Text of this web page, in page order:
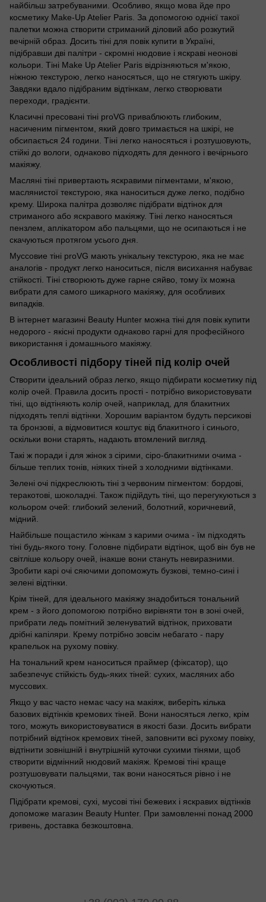
найбільш затребуваними. Особливо, якщо мова йде про
косметику Make-Up Atelier Paris. За допомогою однієї такої
палетки можна створити стриманий діловий або розкутий
вечірній образ. Досить тіні для повік купити в Україні,
підібравши дві палітри - скромні нюдовие і яскраві неонові
кольори. Тіні Make Up Atelier Paris відрізняються м'якою,
ніжною текстурою, легко наносяться, що не стягують шкіру.
Завдяки вдало підібраним відтінкам, легко створювати
переходи, градієнти.
Класичні пресовані тіні proVG приваблюють глибоким,
насиченим пігментом, який довго тримається на шкірі, не
обсипається 24 години. Тіні легко наносяться і розтушовують,
стійкі до вологи, однаково підходять для денного і вечірнього
макіяжу.
Масляні тіні привертають яскравими пігментами, м'якою,
маслянистої текстурою, яка наноситься дуже легко, подібно
крему. Широка палітра дозволяє підібрати відтінок для
стриманого або яскравого макіяжу. Тіні легко наносяться
пензлем, аплікатором або пальцями, що не осипаються і не
скачуються протягом усього дня.
Муссовие тіні proVG мають унікальну текстурою, яка не має
аналогів - продукт легко наноситься, після висихання набуває
стійкості. Тіні створюють дуже гарне сяйво, тому їх можна
вибрати для самого шикарного макіяжу, для особливих
випадків.
В інтернет магазині Beauty Hunter можна тіні для повік купити
недорого - якісні продукти однаково гарні для професійного
використання і домашнього макіяжу.
Особливості підбору тіней під колір очей
Створити ідеальний образ легко, якщо підбирати косметику під
колір очей. Правила досить прості - потрібно використовувати
тіні, що відтіняють колір очей, наприклад, для блакитних
підходять теплі відтінки. Хорошим варіантом будуть персикові
та бронзові, а відмовитися коштує від блакитного і синього,
оскільки вони старять, надають втомлений вигляд.
Такі ж поради і для жінок з сірими, сіро-блакитними очима -
більше теплих тонів, ніяких тіней з холодними відтінками.
Зелені очі підкреслюють тіні з червоним пігментом: бордові,
теракотові, шоколадні. Також підійдуть тіні, що перегукуються з
кольором очей: глибокий зелений, болотний, коричневий,
мідний.
Найбільше пощастило жінкам з карими очима - їм підходять
тіні будь-якого тону. Головне підбирати відтінок, щоб він був не
світліше кольору очей, інакше вони стануть невиразними.
Зробити карі очі сяючими допоможуть бузкові, темно-сині і
зелені відтінки.
Крім тіней, для ідеального макіяжу знадобиться тональний
крем - з його допомогою потрібно вирівняти тон в зоні очей,
прибрати ледь помітний зеленуватий відтінок, приховати
дрібні капіляри. Крему потрібно зовсім небагато - пару
крапельок на рухому повіку.
На тональний крем наноситься праймер (фіксатор), що
забезпечує стійкість будь-яких тіней: сухих, масляних або
муссових.
Якщо у вас часто немає часу на макіяж, виберіть кілька
базових відтінків кремових тіней. Вони наносяться легко, крім
того, можуть використовуватися в якості бази. Досить вибрати
потрібний відтінок кремових тіней, заповнити всі рухому повіку,
відтінити зовнішній і внутрішній куточки сухими тінями, щоб
створити відмінний нюдовий макіяж. Кремові тіні краще
розтушовувати пальцями, так вони наносяться рівно і не
скочуються.
Підібрати кремові, сухі, мусові тіні бежевих і яскравих відтінків
допоможе магазин Beauty Hunter. При замовленні понад 2000
гривень, доставка безкоштовна.